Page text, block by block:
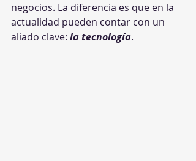
negocios. La diferencia es que en la
actualidad pueden contar con un
aliado clave: la tecnología.